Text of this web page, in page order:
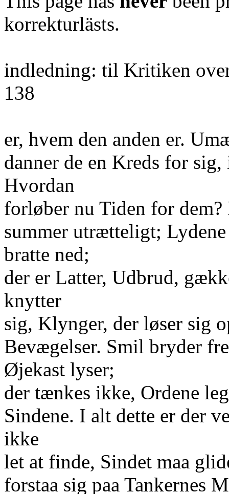
korrekturlästs.
indledning: til Kritiken
138
er, hvem den anden er.
danner de en Kreds for
Hvordan
forløber nu Tiden for dem?
summer utrætteligt;
bratte ned;
der er Latter, Udbrud,
knytter
sig, Klynger, der løser sig
Bevægelser. Smil bryder
Øjekast lyser;
der tænkes ikke, Ordene
Sindene. I alt dette er der
ikke
let at finde, Sindet maa
forstaa sig paa Tankernes